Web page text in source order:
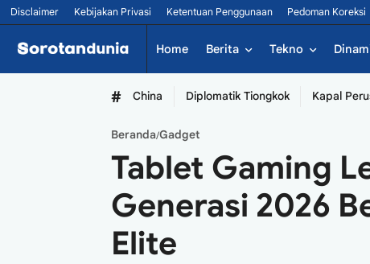
Disclaimer Kebijakan Privasi Ketentuan Penggunaan Pedoman Koreksi
Home Berita Tekno
# China Diplomatik Tiongkok Kapal
Beranda/Gadget
Tablet Gaming
Generasi 2026
Elite